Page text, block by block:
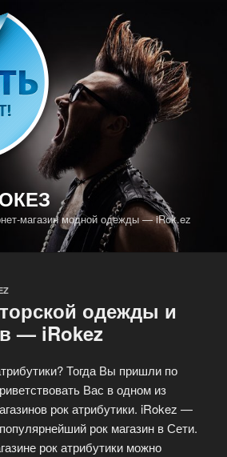
магазин модной одежды — iRok.ez
одежды и
— iRokez
Тогда Вы пришли по
Вас в одном из
рок атрибутики. iRokez —
рок магазин в Сети.
рок атрибутики можно